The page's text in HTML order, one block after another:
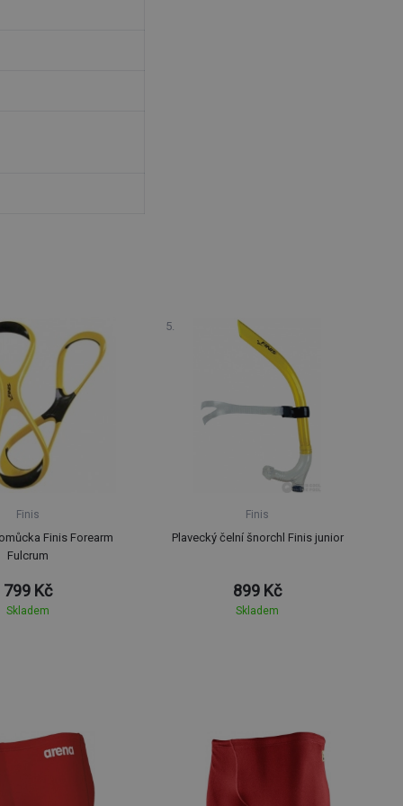
Finis
Finis Forearm
Fulcrum
799 Kč
Skladem
Finis
Plavecký čelní šnorchl Finis junior
899 Kč
Skladem